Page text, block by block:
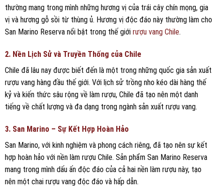
thường mang trong mình những hương vị của trái cây chín mọng, gia
vị và hương gỗ sồi từ thùng ủ. Hương vị độc đáo này thường làm cho
San Marino Reserva nổi bật trong thế giới rượu vang Chile.
2. Nền Lịch Sử và Truyền Thống của Chile
Chile đã lâu nay được biết đến là một trong những quốc gia sản xuất
rượu vang hàng đầu thế giới. Với lịch sử trồng nho kéo dài hàng thế
kỷ và kiến thức sâu rộng về làm rượu, Chile đã tạo nên một danh
tiếng về chất lượng và đa dạng trong ngành sản xuất rượu vang.
3. San Marino – Sự Kết Hợp Hoàn Hảo
San Marino, với kinh nghiệm và phong cách riêng, đã tạo nên sự kết
hợp hoàn hảo với nền làm rượu Chile. Sản phẩm San Marino Reserva
mang trong mình dấu ấn độc đáo của cả hai nền làm rượu này, tạo
nên một chai rượu vang độc đáo và hấp dẫn.